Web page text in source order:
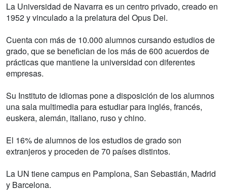
La Universidad de Navarra es un centro privado, creado en
1952 y vinculado a la prelatura del Opus Dei.
Cuenta con más de 10.000 alumnos cursando estudios de
grado, que se benefician de los más de 600 acuerdos de
prácticas que mantiene la universidad con diferentes
empresas.
Su Instituto de idiomas pone a disposición de los alumnos
una sala multimedia para estudiar para inglés, francés,
euskera, alemán, italiano, ruso y chino.
El 16% de alumnos de los estudios de grado son
extranjeros y proceden de 70 países distintos.
La UN tiene campus en Pamplona, San Sebastián, Madrid
y Barcelona.